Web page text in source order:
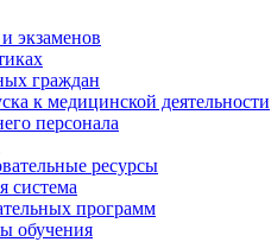
экзаменов
граждан
к медицинской деятельности
персонала
ресурсы
система
программ
обучения